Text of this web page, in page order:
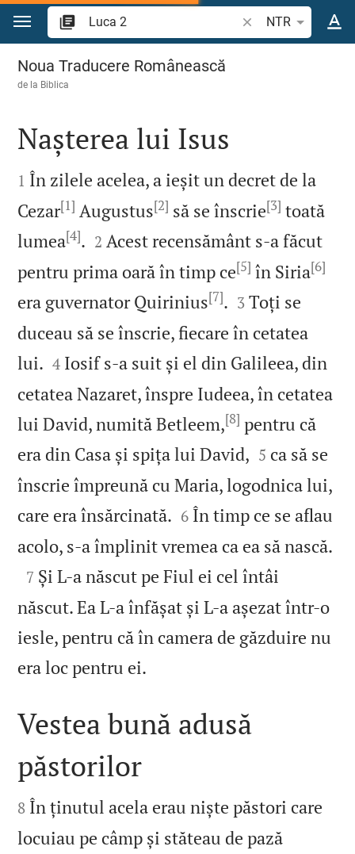
Sari la conținut
Căutați un verset
NTR
Luca 2
Noua Traducere Românească
de la Biblica

Nașterea lui Isus

1 În zilele acelea, a ieșit un decret de la
Cezar[1] Augustus[2] să se înscrie[3] toată
lumea[4]. 

2 Acest recensământ s‑a făcut
pentru prima oară în timp ce[5] în Siria[6]
era guvernator Quirinius[7]. 

3 Toți se
duceau să se înscrie, fiecare în cetatea
lui. 

4 Iosif s‑a suit și el din Galileea, din
cetatea Nazaret, înspre Iudeea, în cetatea
lui David, numită Betleem,[8] pentru că
era din Casa și spița lui David, 

5 ca să se
înscrie împreună cu Maria, logodnica lui,
care era însărcinată. 

6 În timp ce se aflau
acolo, s‑a împlinit vremea ca ea să nască.

7 Și L‑a născut pe Fiul ei cel întâi
născut. Ea L‑a înfășat și L‑a așezat într‑o
iesle, pentru că în camera de găzduire nu
era loc pentru ei.

Vestea bună adusă
păstorilor

8 În ținutul acela erau niște păstori care
locuiau pe câmp și stăteau de pază